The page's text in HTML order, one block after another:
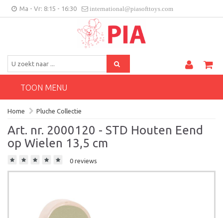
Ma - Vr: 8:15 - 16:30 international@piasofttoys.com
Klantenfeedback
BE/NL
TOON MENU
Home Pluche Collectie
Art. nr. 2000120 - STD Houten Eend
op Wielen 13,5 cm
0 reviews